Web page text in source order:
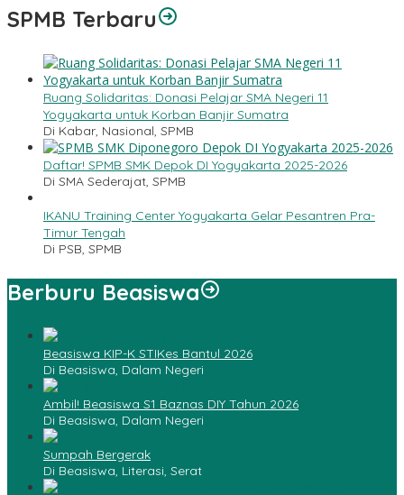
SPMB Terbaru
Ruang Solidaritas: Donasi Pelajar SMA Negeri 11
Yogyakarta untuk Korban Banjir Sumatra
Di Kabar, Nasional, SPMB
Daftar! SPMB SMK Depok DI Yogyakarta 2025-2026
Di SMA Sederajat, SPMB
IKANU Training Center Yogyakarta Gelar Pesantren Pra-
Timur Tengah
Di PSB, SPMB
Berburu Beasiswa
Beasiswa KIP-K STIKes Bantul 2026
Di Beasiswa, Dalam Negeri
Ambil! Beasiswa S1 Baznas DIY Tahun 2026
Di Beasiswa, Dalam Negeri
Sumpah Bergerak
Di Beasiswa, Literasi, Serat